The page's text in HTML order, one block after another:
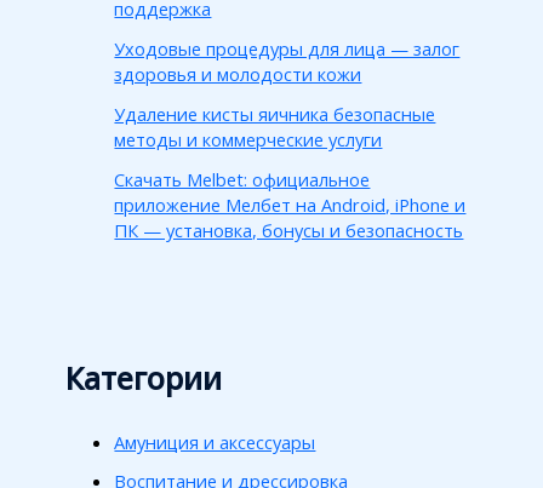
поддержка
Уходовые процедуры для лица — залог
здоровья и молодости кожи
Удаление кисты яичника безопасные
методы и коммерческие услуги
Скачать Melbet: официальное
приложение Мелбет на Android, iPhone и
ПК — установка, бонусы и безопасность
Категории
Амуниция и аксессуары
Воспитание и дрессировка